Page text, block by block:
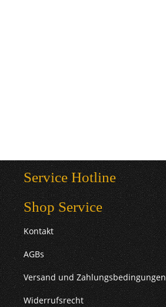
Service Hotline
Shop Service
Kontakt
AGBs
Versand und Zahlungsbedingungen
Widerrufsrecht